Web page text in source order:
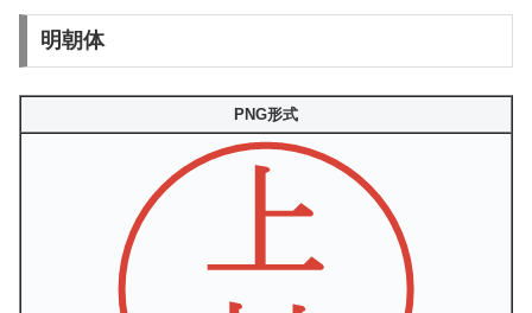
明朝体
PNG形式